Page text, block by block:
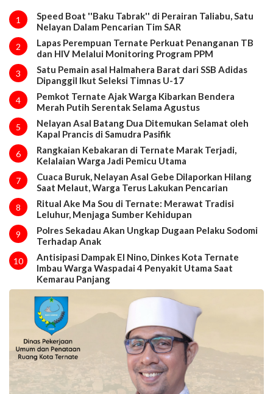
1
Speed Boat ''Baku Tabrak'' di Perairan Taliabu, Satu
Nelayan Dalam Pencarian Tim SAR
2
Lapas Perempuan Ternate Perkuat Penanganan TB
dan HIV Melalui Monitoring Program PPM
3
Satu Pemain asal Halmahera Barat dari SSB Adidas
Dipanggil Ikut Seleksi Timnas U-17
4
Pemkot Ternate Ajak Warga Kibarkan Bendera
Merah Putih Serentak Selama Agustus
5
Nelayan Asal Batang Dua Ditemukan Selamat oleh
Kapal Prancis di Samudra Pasifik
6
Rangkaian Kebakaran di Ternate Marak Terjadi,
Kelalaian Warga Jadi Pemicu Utama
7
Cuaca Buruk, Nelayan Asal Gebe Dilaporkan Hilang
Saat Melaut, Warga Terus Lakukan Pencarian
8
Ritual Ake Ma Sou di Ternate: Merawat Tradisi
Leluhur, Menjaga Sumber Kehidupan
9
Polres Sekadau Akan Ungkap Dugaan Pelaku Sodomi
Terhadap Anak
10
Antisipasi Dampak El Nino, Dinkes Kota Ternate
Imbau Warga Waspadai 4 Penyakit Utama Saat
Kemarau Panjang